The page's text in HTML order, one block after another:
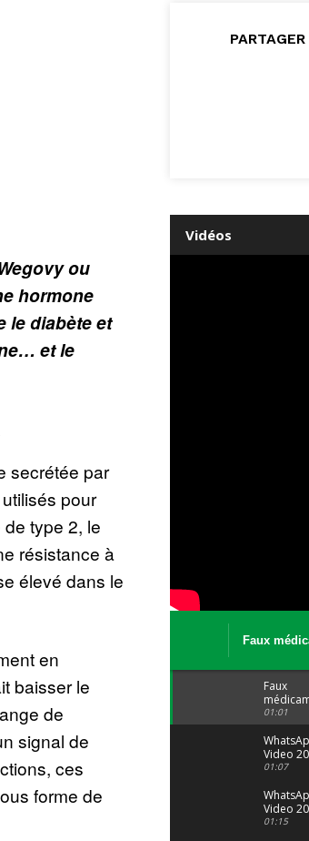
ou
hormone
le diabète et
et le
secrétée par
pour
type 2, le
résistance à
élevé dans le
en
baisser le
de
signal de
ces
forme de
PARTAGER
Vidéos
Faux
Le trafic
Faux
: Le trafic
porte
malgré
01:01
Video
04 at 15
01:07
Video
29 at 12
01:15